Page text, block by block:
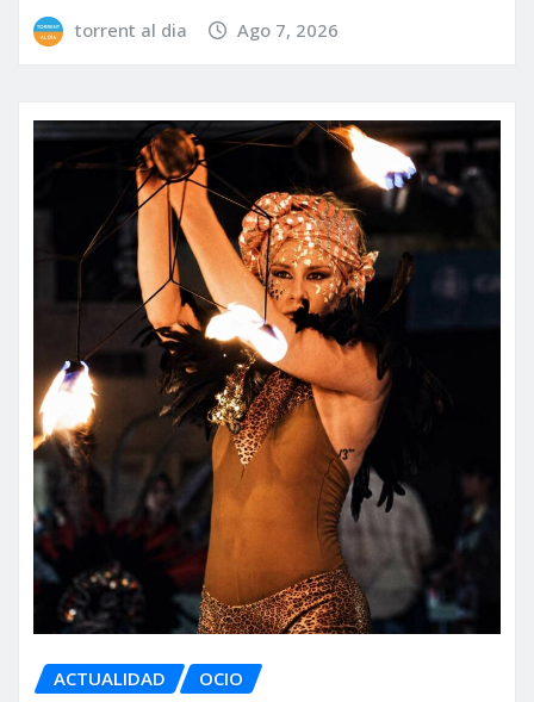
torrent al dia Ago 7, 2026
ACTUALIDAD OCIO